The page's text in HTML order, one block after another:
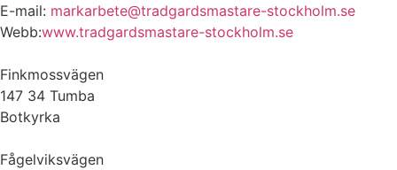
E-mail: markarbete@tradgardsmastare-stockholm.se
Webb:www.tradgardsmastare-stockholm.se
Finkmossvägen
147 34 Tumba
Botkyrka
Fågelviksvägen